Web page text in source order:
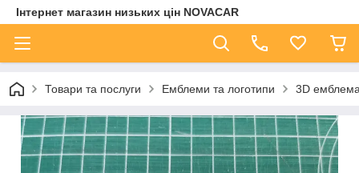
Інтернет магазин низьких цін NOVACAR
Товари та послуги Емблеми та логотипи 3D